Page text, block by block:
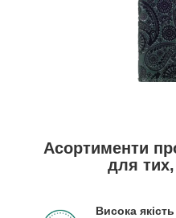
Асортименти
для тих,
Висока